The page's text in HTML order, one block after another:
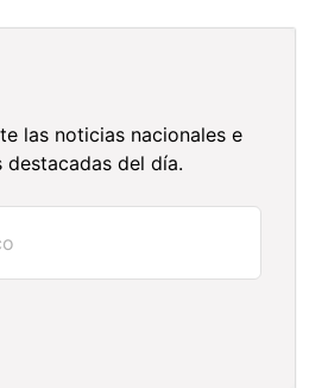
las noticias nacionales e
destacadas del día.